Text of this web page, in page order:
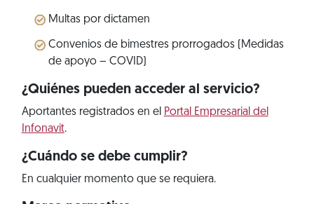
Multas por dictamen
Convenios de bimestres prorrogados (Medidas
de apoyo – COVID)
¿Quiénes pueden acceder al servicio?
Aportantes registrados en el Portal Empresarial del
Infonavit.
¿Cuándo se debe cumplir?
En cualquier momento que se requiera.